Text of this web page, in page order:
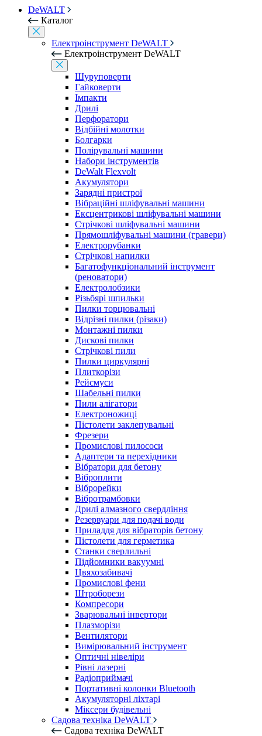
DeWALT
Каталог
Електроінструмент DeWALT
Електроінструмент DeWALT
Шуруповерти
Гайковерти
Імпакти
Дрилі
Перфоратори
Відбійні молотки
Болгарки
Полірувальні машини
Набори інструментів
DeWalt Flexvolt
Акумулятори
Зарядні пристрої
Вібраційні шліфувальні машини
Ексцентрикові шліфувальні машини
Стрічкові шліфувальні машини
Прямошліфувальні машини (гравери)
Електрорубанки
Стрічкові напилки
Багатофункціональний інструмент
(реноватори)
Електролобзики
Різьбярі шпильки
Пилки торцювальні
Відрізні пилки (різаки)
Монтажні пилки
Дискові пилки
Стрічкові пили
Пилки циркулярні
Плиткорізи
Рейсмуси
Шабельні пилки
Пили алігатори
Електроножиці
Пістолети заклепувальні
Фрезери
Промислові пилососи
Адаптери та перехідники
Вібратори для бетону
Віброплити
Віброрейки
Вібротрамбовки
Дрилі алмазного свердління
Резервуари для подачі води
Приладдя для вібраторів бетону
Пістолети для герметика
Станки сверлильні
Підйомники вакуумні
Цвяхозабивачі
Промислові фени
Штроборези
Компресори
Зварювальні інвертори
Плазморізи
Вентилятори
Вимірювальний інструмент
Оптичні нівеліри
Рівні лазерні
Радіоприймачі
Портативні колонки Bluetooth
Акумуляторні ліхтарі
Міксери будівельні
Садова техніка DeWALT
Садова техніка DeWALT